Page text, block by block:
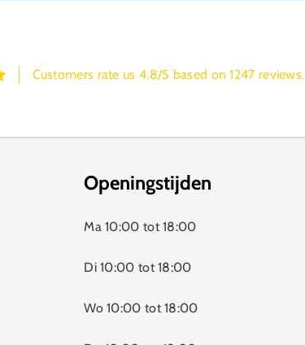
Customers rate us 4.8/5 based on 1247 reviews.
Openingstijden
Ma 10:00 tot 18:00
Di 10:00 tot 18:00
Wo 10:00 tot 18:00